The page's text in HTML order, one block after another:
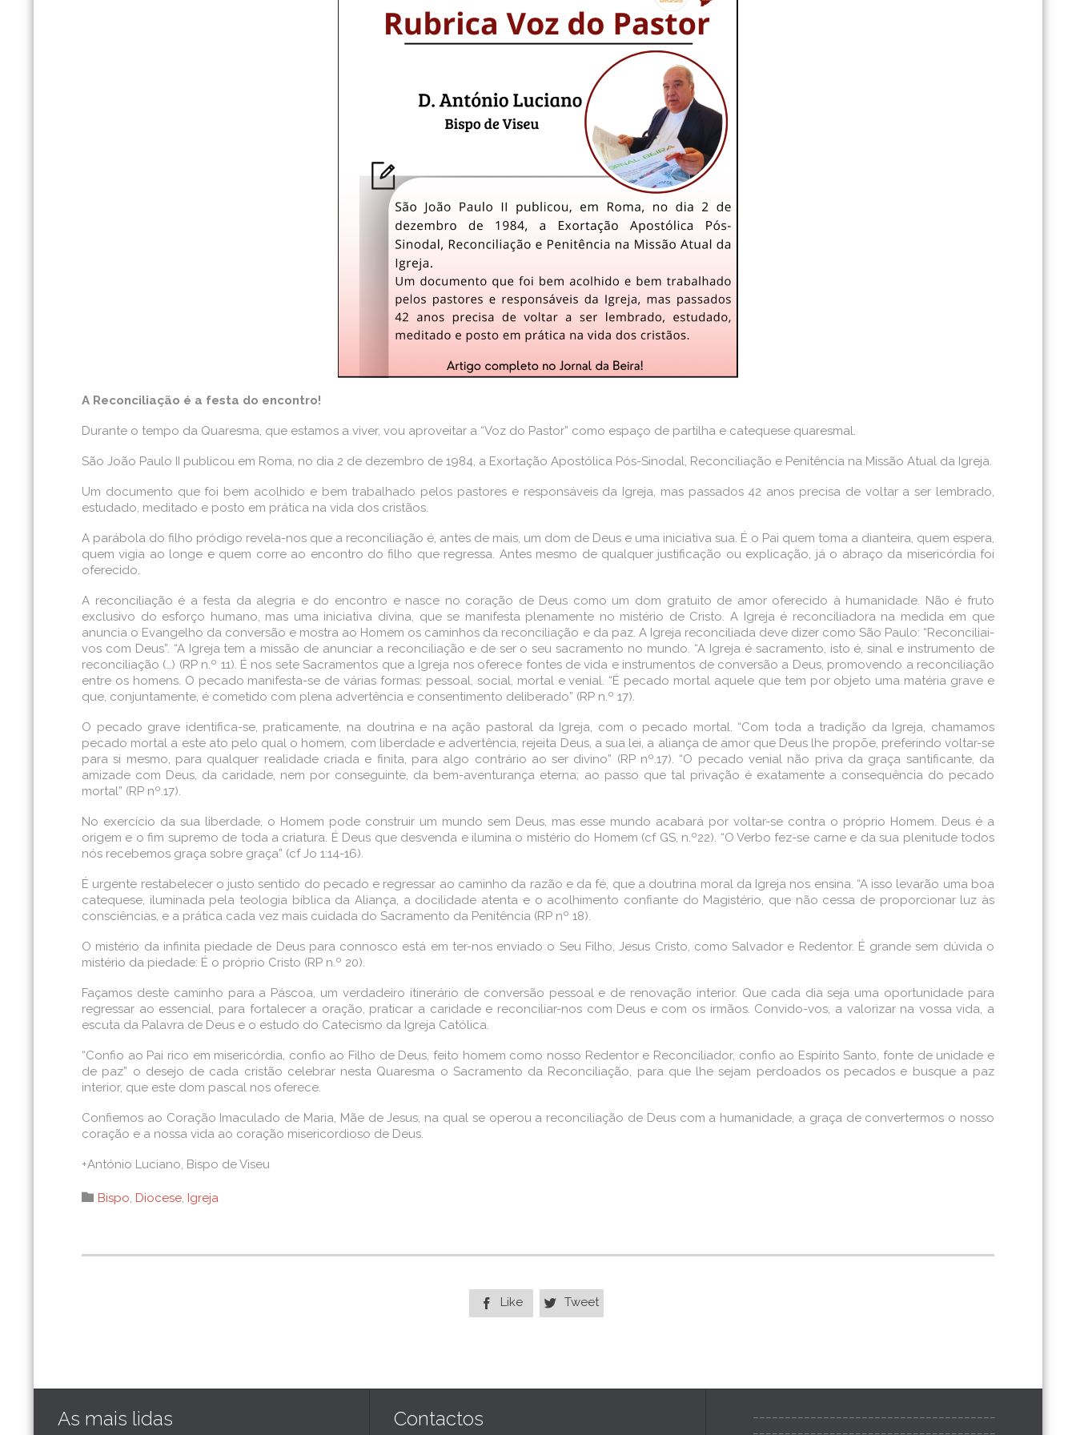
A Reconciliação é a festa do encontro!
Durante o tempo da Quaresma, que estamos a viver, vou aproveitar a “Voz do Pastor” como espaço de partilha e catequese quaresmal.
São João Paulo II publicou em Roma, no dia 2 de dezembro de 1984, a Exortação Apostólica Pós-Sinodal, Reconciliação e Penitência na Missão Atual da Igreja.
Um documento que foi bem acolhido e bem trabalhado pelos pastores e responsáveis da Igreja, mas passados 42 anos precisa de voltar a ser lembrado,
estudado, meditado e posto em prática na vida dos cristãos.
A parábola do filho pródigo revela-nos que a reconciliação é, antes de mais, um dom de Deus e uma iniciativa sua. É o Pai quem toma a dianteira, quem espera,
quem vigia ao longe e quem corre ao encontro do filho que regressa. Antes mesmo de qualquer justificação ou explicação, já o abraço da misericórdia foi
oferecido.
A reconciliação é a festa da alegria e do encontro e nasce no coração de Deus como um dom gratuito de amor oferecido à humanidade. Não é fruto
exclusivo do esforço humano, mas uma iniciativa divina, que se manifesta plenamente no mistério de Cristo. A Igreja é reconciliadora na medida em que
anuncia o Evangelho da conversão e mostra ao Homem os caminhos da reconciliação e da paz. A Igreja reconciliada deve dizer como São Paulo: “Reconciliai-
vos com Deus”. “A Igreja tem a missão de anunciar a reconciliação e de ser o seu sacramento no mundo. “A Igreja é sacramento, isto é, sinal e instrumento de
reconciliação (…) (RP n.º 11). É nos sete Sacramentos que a Igreja nos oferece fontes de vida e instrumentos de conversão a Deus, promovendo a reconciliação
entre os homens. O pecado manifesta-se de várias formas: pessoal, social, mortal e venial. “É pecado mortal aquele que tem por objeto uma matéria grave e
que, conjuntamente, é cometido com plena advertência e consentimento deliberado” (RP n.º 17).
O pecado grave identifica-se, praticamente, na doutrina e na ação pastoral da Igreja, com o pecado mortal. “Com toda a tradição da Igreja, chamamos
pecado mortal a este ato pelo qual o homem, com liberdade e advertência, rejeita Deus, a sua lei, a aliança de amor que Deus lhe propõe, preferindo voltar-se
para si mesmo, para qualquer realidade criada e finita, para algo contrário ao ser divino” (RP nº.17). “O pecado venial não priva da graça santificante, da
amizade com Deus, da caridade, nem por conseguinte, da bem-aventurança eterna; ao passo que tal privação é exatamente a consequência do pecado
mortal” (RP nº.17).
No exercício da sua liberdade, o Homem pode construir um mundo sem Deus, mas esse mundo acabará por voltar-se contra o próprio Homem. Deus é a
origem e o fim supremo de toda a criatura. É Deus que desvenda e ilumina o mistério do Homem (cf GS, n.º22). “O Verbo fez-se carne e da sua plenitude todos
nós recebemos graça sobre graça” (cf Jo 1:14-16).
É urgente restabelecer o justo sentido do pecado e regressar ao caminho da razão e da fé, que a doutrina moral da Igreja nos ensina. “A isso levarão uma boa
catequese, iluminada pela teologia bíblica da Aliança, a docilidade atenta e o acolhimento confiante do Magistério, que não cessa de proporcionar luz às
consciências, e a prática cada vez mais cuidada do Sacramento da Penitência (RP nº 18).
O mistério da infinita piedade de Deus para connosco está em ter-nos enviado o Seu Filho, Jesus Cristo, como Salvador e Redentor. É grande sem dúvida o
mistério da piedade: É o próprio Cristo (RP n.º 20).
Façamos deste caminho para a Páscoa, um verdadeiro itinerário de conversão pessoal e de renovação interior. Que cada dia seja uma oportunidade para
regressar ao essencial, para fortalecer a oração, praticar a caridade e reconciliar-nos com Deus e com os irmãos. Convido-vos, a valorizar na vossa vida, a
escuta da Palavra de Deus e o estudo do Catecismo da Igreja Católica.
“Confio ao Pai rico em misericórdia, confio ao Filho de Deus, feito homem como nosso Redentor e Reconciliador, confio ao Espírito Santo, fonte de unidade e
de paz” o desejo de cada cristão celebrar nesta Quaresma o Sacramento da Reconciliação, para que lhe sejam perdoados os pecados e busque a paz
interior, que este dom pascal nos oferece.
Confiemos ao Coração Imaculado de Maria, Mãe de Jesus, na qual se operou a reconciliação de Deus com a humanidade, a graça de convertermos o nosso
coração e a nossa vida ao coração misericordioso de Deus.
+António Luciano, Bispo de Viseu
 Category
Bispo, Diocese, Igreja
 Like  Tweet
As mais lidas Contactos